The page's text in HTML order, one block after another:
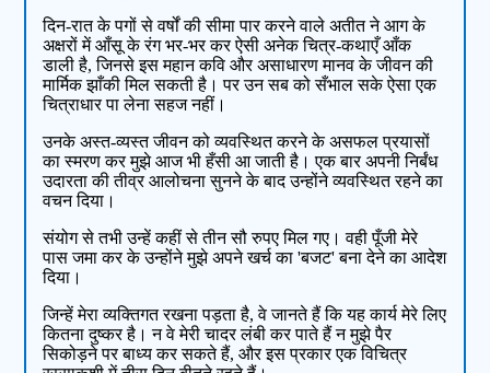
दिन-रात के पगों से वर्षों की सीमा पार करने वाले अतीत ने आग के
अक्षरों में आँसू के रंग भर-भर कर ऐसी अनेक चित्र-कथाएँ आँक
डाली है, जिनसे इस महान कवि और असाधारण मानव के जीवन की
मार्मिक झाँकी मिल सकती है। पर उन सब को सँभाल सके ऐसा एक
चित्राधार पा लेना सहज नहीं।
उनके अस्त-व्यस्त जीवन को व्यवस्थित करने के असफल प्रयासों
का स्मरण कर मुझे आज भी हँसी आ जाती है। एक बार अपनी निर्बंध
उदारता की तीव्र आलोचना सुनने के बाद उन्होंने व्यवस्थित रहने का
वचन दिया।
संयोग से तभी उन्हें कहीं से तीन सौ रुपए मिल गए। वही पूँजी मेरे
पास जमा कर के उन्होंने मुझे अपने खर्च का 'बजट' बना देने का आदेश
दिया।
जिन्हें मेरा व्यक्तिगत रखना पड़ता है, वे जानते हैं कि यह कार्य मेरे लिए
कितना दुष्कर है। न वे मेरी चादर लंबी कर पाते हैं न मुझे पैर
सिकोड़ने पर बाध्य कर सकते हैं, और इस प्रकार एक विचित्र